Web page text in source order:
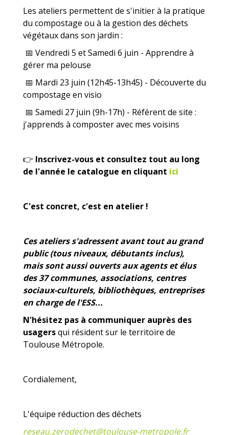
Les ateliers permettent de s'initier à la pratique
du compostage ou à la gestion des déchets
végétaux dans son jardin :
📅 Vendredi 5 et Samedi 6 juin - Apprendre à
gérer ma pelouse
📅 Mardi 23 juin (12h45-13h45) - Découverte du
compostage en visio
📅 Samedi 27 juin (9h-17h) - Référent de site :
j'apprends à composter avec mes voisins
👉 Inscrivez-vous et consultez tout au long
de l'année le catalogue en cliquant ici
C'est concret, c'est en atelier !
Ces ateliers s'adressent avant tout au grand
public(tous niveaux, débutants inclus),
mais sont aussi ouverts aux agents et élus
des 37 communes, associations, centres
sociaux-culturels, bibliothèques, entreprises
en charge de l'ESS...
N'hésitez pas à communiquer auprès des
usagersqui résident sur le territoire de
Toulouse Métropole.
Cordialement,
L'équipe réduction des déchets
reseau.zerodechet@toulouse-metropole.fr